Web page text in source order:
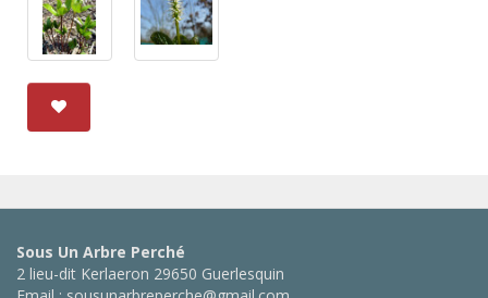
Sous Un Arbre Perché
2 lieu-dit Kerlaeron 29650 Guerlesquin